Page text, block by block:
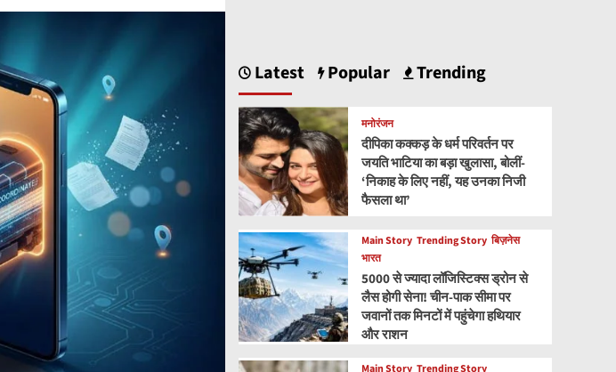
Latest Popular Trending
मनोरंजन
दीपिका कक्कड़ के धर्म परिवर्तन पर
जयति भाटिया का बड़ा खुलासा, बोलीं-
‘निकाह के लिए नहीं, यह उनका निजी
फैसला था’
Main Story Trending Story बिज़नेस
भारत
5000 से ज्यादा लॉजिस्टिक्स ड्रोन से
लैस होगी सेना! चीन-पाक सीमा पर
जवानों तक मिनटों में पहुंचेगा हथियार
और राशन